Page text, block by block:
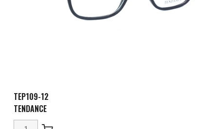
TEP109-12
TENDANCE